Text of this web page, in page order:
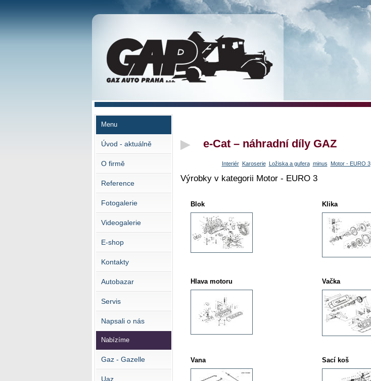
GAZ AUTO PRAHA s.r.o.
Menu
Úvod - aktuálně
O firmě
Reference
Fotogalerie
Videogalerie
E-shop
Kontakty
Autobazar
Servis
Napsali o nás
Nabízíme
Gaz - Gazelle
Uaz
e-Cat – náhradní díly GAZ
Interiér Karoserie Ložiska a gufera minus Motor - EURO 3
Výrobky v kategorii Motor - EURO 3
Blok Klika
Hlava motoru Vačka
Vana Sací koš